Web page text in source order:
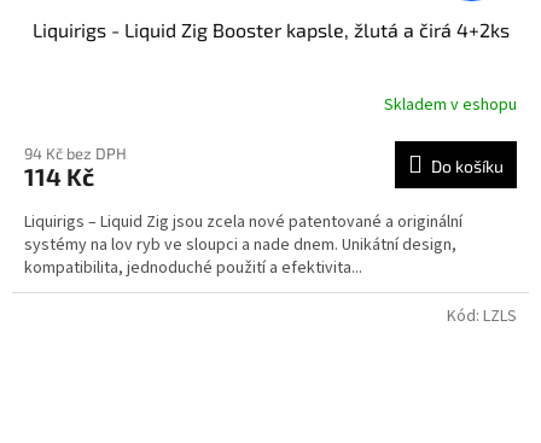
Liquirigs - Liquid Zig Booster kapsle, žlutá a čirá 4+2ks
Skladem v eshopu
94 Kč bez DPH
114 Kč Do košíku
Liquirigs – Liquid Zig jsou zcela nové patentované a originální
systémy na lov ryb ve sloupci a nade dnem. Unikátní design,
kompatibilita, jednoduché použití a efektivita...
Kód: LZLS